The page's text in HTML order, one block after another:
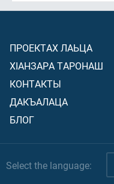
ПРОЕКТАХ ЛАЬЦА
ХIАНЗАРА ТАРОНАШ
КОНТАКТЫ
ДАКЪАЛАЦА
БЛОГ
Select the language: